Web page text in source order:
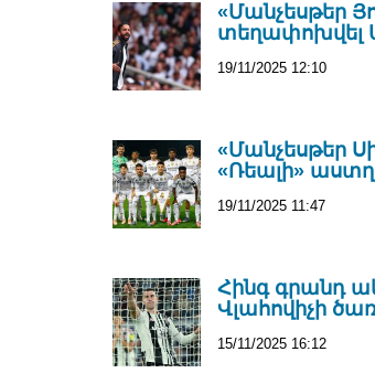
«Մանչեսթեր
տեղափոխվել
19/11/2025 12:10
«Մանչեսթեր
«Ռեալի»
19/11/2025 11:47
Հինգ գրանդ
Վլահովիչի
15/11/2025 16:12